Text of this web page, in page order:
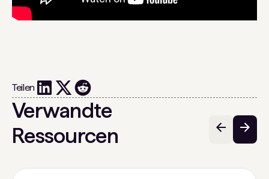
Teilen
Verwandte
Ressourcen